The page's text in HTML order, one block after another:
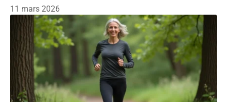
11 mars 2026